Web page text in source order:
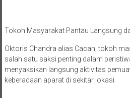
Tokoh Masyarakat Pantau Langsung
Oktoris Chandra alias Cacan, tokoh
salah satu saksi penting dalam
menyaksikan langsung aktivitas
keberadaan aparat di sekitar lokasi.